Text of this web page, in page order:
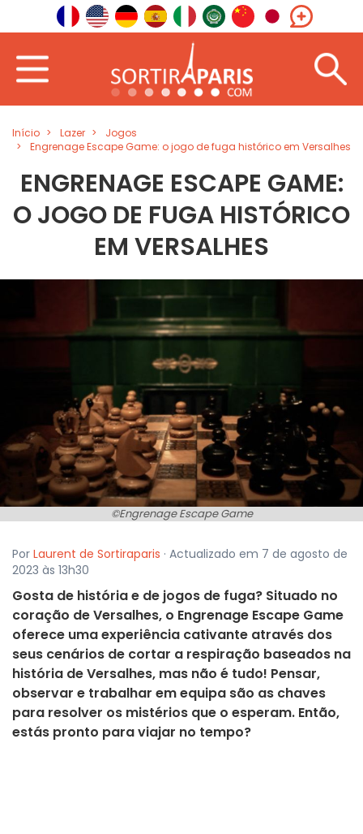
Início Lazer
Jogos
Engrenage Escape Game: o jogo de fuga histórico em Versalhes
ENGRENAGE ESCAPE GAME:
O JOGO DE FUGA HISTÓRICO
EM VERSALHES
©Engrenage Escape Game
Por Laurent de Sortiraparis · Actualizado em 7 de agosto de
2023 às 13h30
Gosta de história e de jogos de fuga? Situado no
coração de Versalhes, o Engrenage Escape Game
oferece uma experiência cativante através dos
seus cenários de cortar a respiração baseados na
história de Versalhes, mas não é tudo! Pensar,
observar e trabalhar em equipa são as chaves
para resolver os mistérios que o esperam. Então,
estás pronto para viajar no tempo?